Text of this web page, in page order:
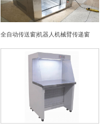
全自动传送窗|机器人机械臂传递窗